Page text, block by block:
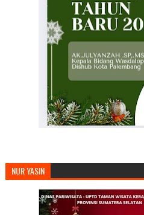
NUR YASIN